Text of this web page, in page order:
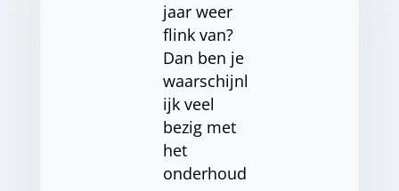
jaar weer
flink van?
Dan ben je
waarschijnl
ijk veel
bezig met
het
onderhoud